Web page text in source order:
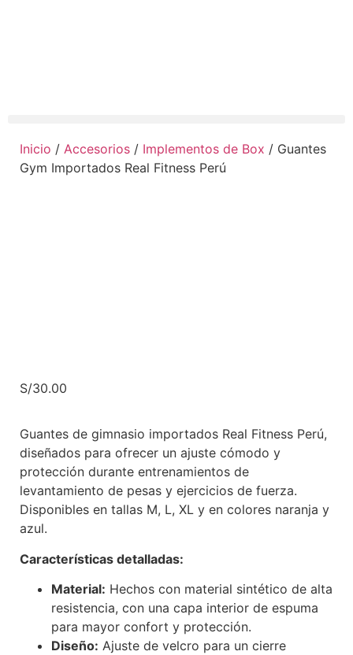
Inicio / Accesorios / Implementos de Box / Guantes
Gym Importados Real Fitness Perú
S/30.00
Guantes de gimnasio importados Real Fitness Perú,
diseñados para ofrecer un ajuste cómodo y
protección durante entrenamientos de
levantamiento de pesas y ejercicios de fuerza.
Disponibles en tallas M, L, XL y en colores naranja y
azul.
Características detalladas:
Material: Hechos con material sintético de alta
resistencia, con una capa interior de espuma
para mayor confort y protección.
Diseño: Ajuste de velcro para un cierre